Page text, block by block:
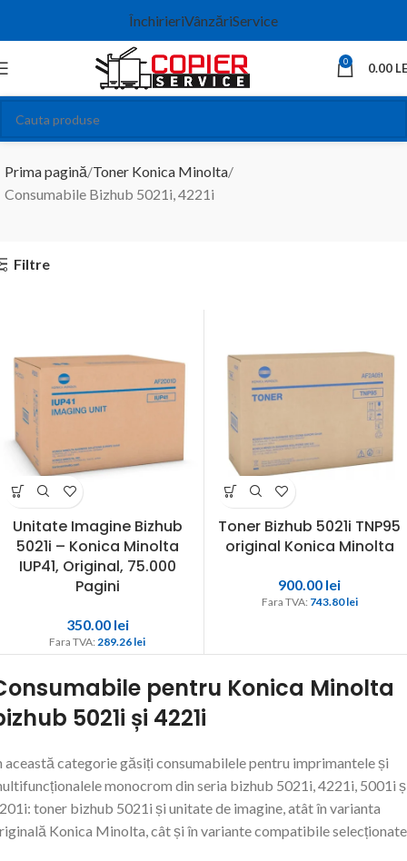
ÎnchirieriVânzăriService
0 0.00
Consumabile Bizhub 5021i, 4221i
Prima pagină Toner Konica Minolta
Consumabile Bizhub 5021i, 4221i
Filtre
Unitate Imagine Bizhub
5021i – Konica Minolta
IUP41, Original, 75.000
Pagini
350.00 lei
Fara TVA: 289.26 lei
Toner Bizhub 5021i TNP95
original Konica Minolta
900.00 lei
Fara TVA: 743.80 lei
pentru Konica Minolta
5021i și 4221i
această categorie găsiți consumabilele pentru imprimantele și
monocrom din seria bizhub 5021i, 4221i, 5001i
toner bizhub 5021i și unitate de imagine, atât în varianta
Konica Minolta, cât și în variante compatibile